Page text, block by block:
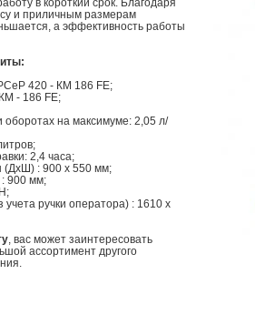
в короткий срок. Благодаря
и приличным размерам
а эффективность работы
420 - КМ 186 FE;
- 186 FE;
оборотах на максимуме: 2,05 л/
2,4 часа;
(ДхШ) : 900 х 550 мм;
: 900 мм;
ручки оператора) : 1610 х
, вас может заинтересовать
ассортимент другого